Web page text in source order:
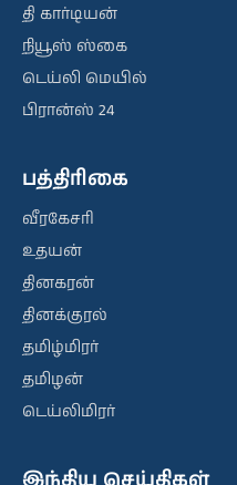
தி கார்டியன்
நியூஸ் ஸ்கை
டெய்லி மெயில்
பிரான்ஸ் 24
பத்திரிகை
வீரகேசரி
உதயன்
தினகரன்
தினக்குரல்
தமிழ்மிரர்
தமிழன்
டெய்லிமிரர்